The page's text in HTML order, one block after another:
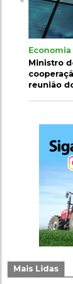
destaca
abertura da
Mais Lidas